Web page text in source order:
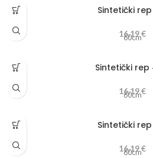
Sintetički
16,19€
60cm
Sintetički
16,19€
60cm
Sintetički
16,19€
60cm